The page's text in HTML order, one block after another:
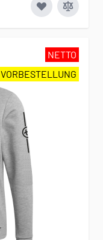
NETTO
VORBESTELLUNG